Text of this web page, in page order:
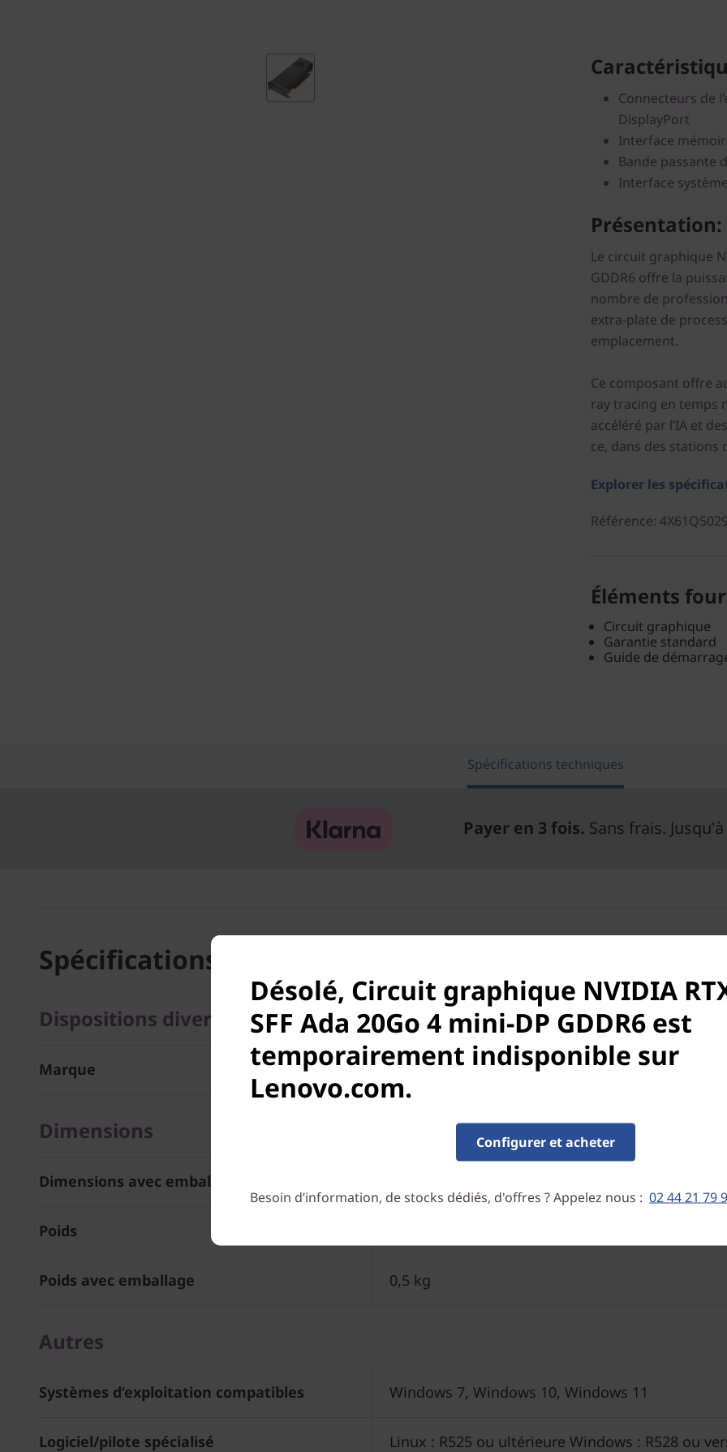
Connecteurs de
DisplayPort
Interface
Bande passante
Interface
Présentation:
Le circuit graphique
GDDR6 offre la
nombre de
extra-plate de
emplacement.
Ce composant offre
ray tracing en temps
accéléré par l’IA et
ce, dans des stations
Explorer les
Référence:
Éléments
Circuit graphique
Garantie standard
Guide de
Spécifications techniques
Payer en 3 fois. Sans frais.
Spécifications techniques
Dispositions diverses
Marque ThinkStation
Dimensions
Dimensions avec emballage (L x P x H)
Poids
Poids avec emballage 0,5 kg
Autres
Systèmes d’exploitation compatibles Windows 7, Windows 10, Windows 11
Logiciel/pilote spécialisé Linux : R525 ou ultérieure Windows : R528 ou
Désolé, Circuit graphique NVIDIA
SFF Ada 20Go 4 mini-DP GDDR6 est
temporairement indisponible sur
Lenovo.com.
Configurer et acheter
Besoin d’information, de stocks dédiés, d'offres ? Appelez nous : 02 44 21 79